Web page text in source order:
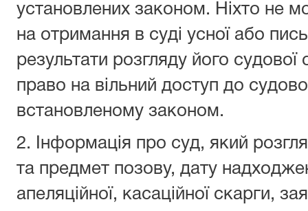
установлених законом. Ніхто не
на отримання в суді усної або
результати розгляду його
право на вільний доступ до
встановленому законом.
2. Інформація про суд, який
та предмет позову, дату
апеляційної, касаційної скарги,